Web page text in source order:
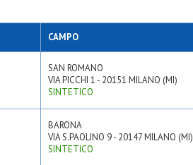
CAMPO
SAN ROMANO
VIA PICCHI 1 - 20151 MILANO (MI)
SINTETICO
BARONA
VIA S.PAOLINO 9 - 20147 MILANO (MI)
SINTETICO